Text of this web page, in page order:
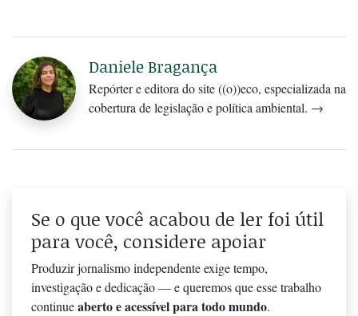
Daniele Bragança
Repórter e editora do site ((o))eco, especializada na
cobertura de legislação e política ambiental. →
Se o que você acabou de ler foi útil
para você, considere apoiar
Produzir jornalismo independente exige tempo,
investigação e dedicação — e queremos que esse trabalho
continueaberto e acessível para todo mundo.